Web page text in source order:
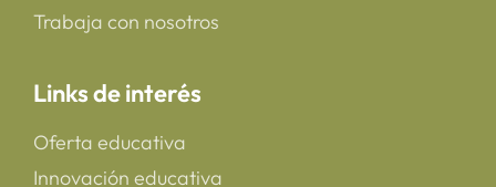
Trabaja con nosotros
Links de interés
Oferta educativa
Innovación educativa